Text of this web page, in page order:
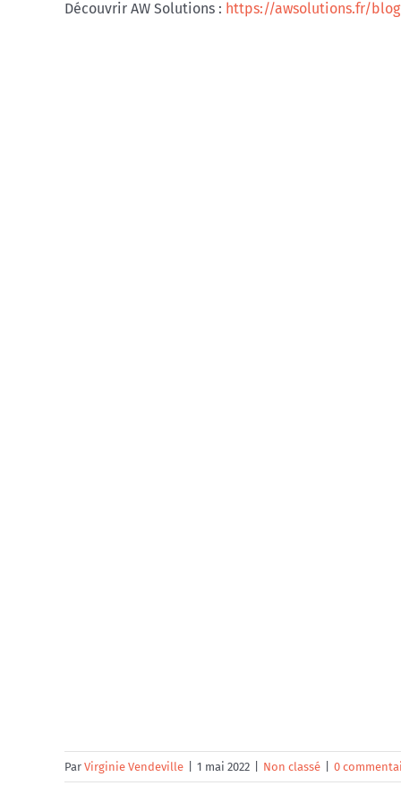
Découvrir AW Solutions : https://awsolutions.fr/
Par Virginie Vendeville 1 mai 2022 Non classé 0